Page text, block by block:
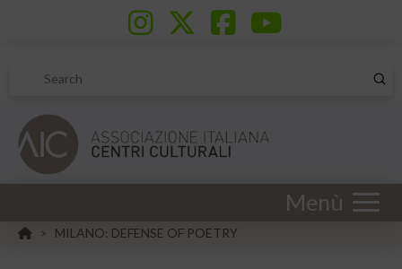
Search
Menù
HOME
> MILANO: DEFENSE OF POETRY